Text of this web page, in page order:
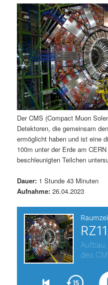
ä
r
e
n
I
n
h
l
t
s
p
n
d
ä
r
e
n
I
h
a
l
t
n
a
v
i
g
a
t
i
o
n
Der CMS (Compact Muon
Detektoren, die gemeinsam
ermöglicht haben und ist eine
100m unter der Erde am
beschleunigten Teilchen
Dauer: 1 Stunde 43 Minuten
Aufnahme: 26.04.2023